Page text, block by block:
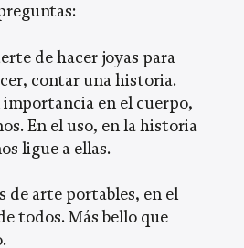
de hacer joyas para
contar una historia.
importancia en el cuerpo,
En el uso, en la historia
ligue a ellas.
de arte portables, en el
todos. Más bello que